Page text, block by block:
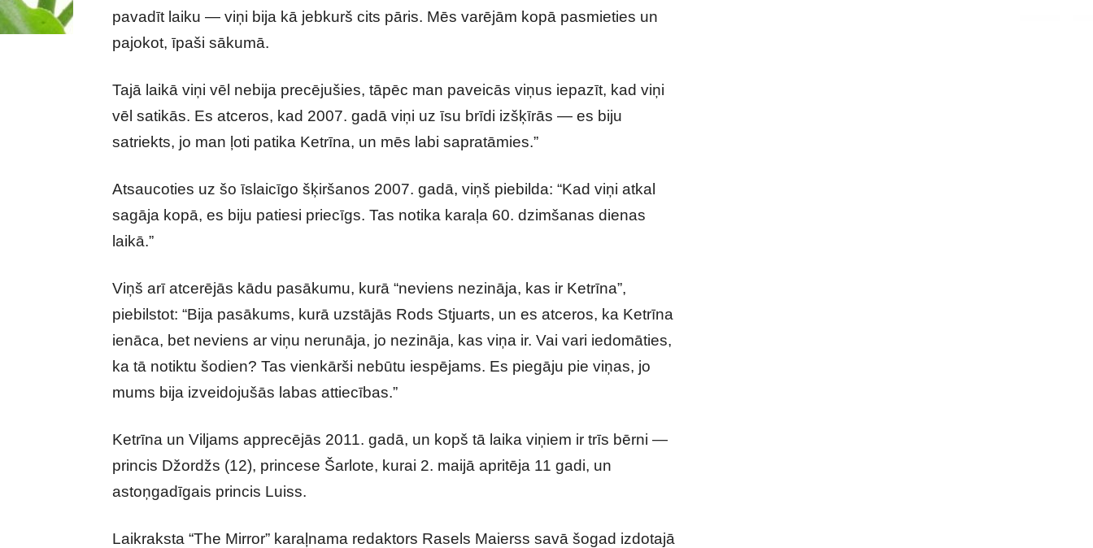
pavadīt laiku — viņi bija kā jebkurš cits pāris. Mēs varējām kopā pasmieties un
pajokot, īpaši sākumā.
Tajā laikā viņi vēl nebija precējušies, tāpēc man paveicās viņus iepazīt, kad viņi
vēl satikās. Es atceros, kad 2007. gadā viņi uz īsu brīdi izšķīrās — es biju
satriekts, jo man ļoti patika Ketrīna, un mēs labi sapratāmies.”
Atsaucoties uz šo īslaicīgo šķiršanos 2007. gadā, viņš piebilda: “Kad viņi atkal
sagāja kopā, es biju patiesi priecīgs. Tas notika karaļa 60. dzimšanas dienas
laikā.”
Viņš arī atcerējās kādu pasākumu, kurā “neviens nezināja, kas ir Ketrīna”,
piebilstot: “Bija pasākums, kurā uzstājās Rods Stjuarts, un es atceros, ka Ketrīna
ienāca, bet neviens ar viņu nerunāja, jo nezināja, kas viņa ir. Vai vari iedomāties,
ka tā notiktu šodien? Tas vienkārši nebūtu iespējams. Es piegāju pie viņas, jo
mums bija izveidojušās labas attiecības.”
Ketrīna un Viljams apprecējās 2011. gadā, un kopš tā laika viņiem ir trīs bērni —
princis Džordžs (12), princese Šarlote, kurai 2. maijā apritēja 11 gadi, un
astoņgadīgais princis Luiss.
Laikraksta “The Mirror” karaļnama redaktors Rasels Maierss savā šogad izdotajā